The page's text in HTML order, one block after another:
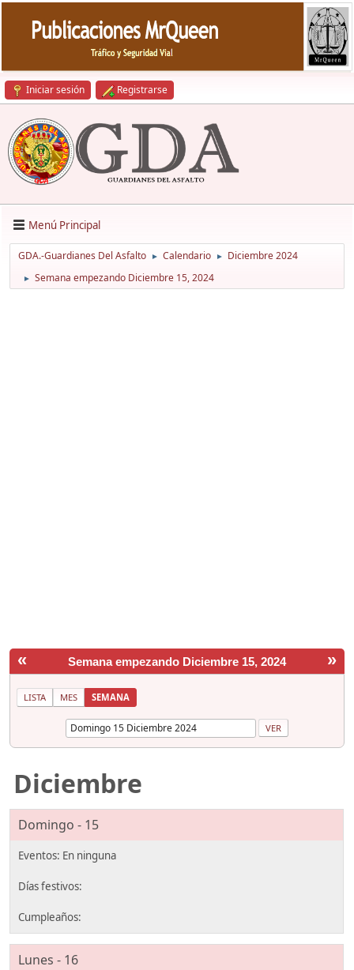
Iniciar sesión Registrarse
Menú Principal
GDA.-Guardianes Del Asfalto ► Calendario ► Diciembre 2024
► Semana empezando Diciembre 15, 2024
« »
Semana empezando Diciembre 15, 2024
LISTA MES SEMANA
Diciembre
Domingo - 15
Lunes - 16